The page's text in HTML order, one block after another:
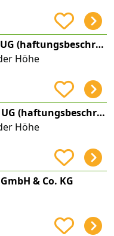
Eurocomfortsolar UG (haftungsbeschränkt)
Höhe
Die Energieperten UG (haftungsbeschränkt)
Höhe
& Co. KG